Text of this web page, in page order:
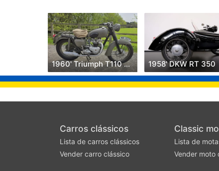
1960' Triumph T110 Replica 1958' DKW RT 350
Carros clássicos
Lista de carros clássicos
Vender carro clássico
Classic
Lista de
Vender moto